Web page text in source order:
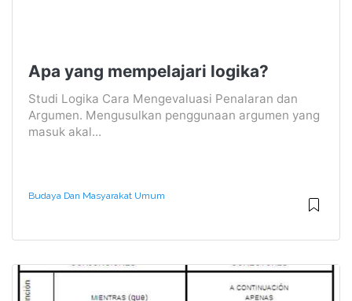
Apa yang mempelajari logika?
Studi Logika Cara Mengevaluasi Penalaran dan
Argumen. Mengusulkan penggunaan argumen yang
masuk akal...
Budaya Dan Masyarakat Umum